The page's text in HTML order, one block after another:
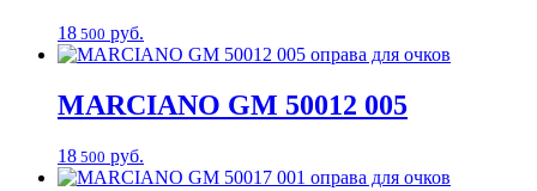
18 500 руб.
MARCIANO GM 50012 005
18 500 руб.